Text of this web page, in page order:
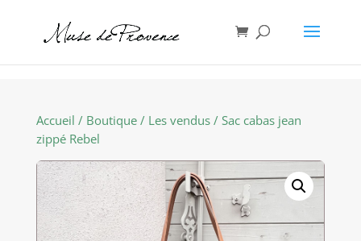
Accueil / Boutique/ Les vendus/ Sac cabas jean
zippé Rebel